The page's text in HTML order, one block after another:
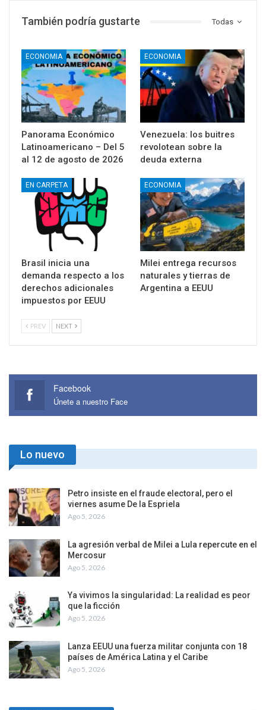
Todas
También podría gustarte
ECONOMIA
Panorama Económico
Latinoamericano – Del 5
al 12 de agosto de 2026
ECONOMIA
Venezuela: los buitres
revolotean sobre la
deuda externa
EN CARPETA
Brasil inicia una
demanda respecto a los
derechos adicionales
impuestos por EEUU
ECONOMIA
Milei entrega recursos
naturales y tierras de
Argentina a EEUU
PREV NEXT
Facebook
Únete a nuestro Face
Lo nuevo
Petro insiste en el fraude electoral, pero el
viernes asume De la Espriela
Ago 5, 2026
La agresión verbal de Milei a Lula repercute en el
Mercosur
Ago 5, 2026
Ya vivimos la singularidad: La realidad es peor
que la ficción
Ago 5, 2026
Lanza EEUU una fuerza militar conjunta con 18
países de América Latina y el Caribe
Ago 5, 2026